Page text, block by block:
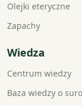
Olejki eteryczne
Zapachy
Wiedza
Centrum wiedzy
Baza wiedzy o